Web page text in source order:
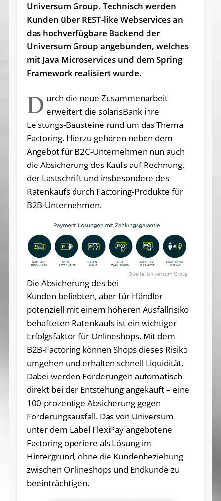
Universum Group. Technisch werden
Kunden über REST-like Webservices an
das hochverfügbare Backend der
Universum Group angebunden, welches
mit Java Micro­services und dem Spring
Framework realisiert wurde.
D urch die neue Zusammenarbeit
erweitert die solarisBank ihre
Leistungs-Bausteine rund um das Thema
Factoring. Hierzu gehören neben dem
Angebot für B2C-Unternehmen nun auch
die Absicherung des Kaufs auf Rechnung,
der Lastschrift und insbesondere des
Ratenkaufs durch Factoring-Produkte für
B2B-Unternehmen.
Universum Group
Die Absicherung des bei
Kunden beliebten, aber für Händler
potenziell mit einem höheren Ausfallrisiko
behafteten Ratenkaufs ist ein wichtiger
Erfolgsfaktor für Onlineshops. Mit dem
B2B-Factoring können Shops dieses Risiko
umgehen und erhalten schnell Liquidität.
Dabei werden Forderungen automatisch
direkt bei der Entstehung angekauft – eine
100-prozentige Absicherung gegen
Forderungsausfall. Das von Universum
unter dem Label FlexiPay angebotene
Factoring operiere als Lösung im
Hintergrund, ohne die Kundenbeziehung
zwischen Onlineshops und Endkunde zu
beeinträchtigen.